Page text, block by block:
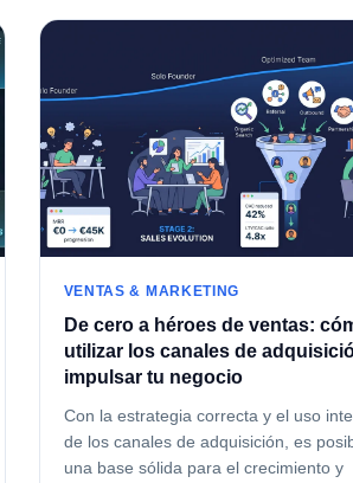
VENTAS & MARKETING
De cero a héroes de ventas:
utilizar los canales de
impulsar tu negocio
Con la estrategia correcta y el uso
de los canales de adquisición, es
una base sólida para el crecimiento y